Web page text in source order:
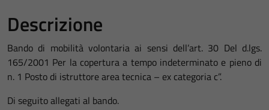
Descrizione
Bando di mobilità volontaria ai sensi dell’art. 30 Del d.lgs.
165/2001 Per la copertura a tempo indeterminato e pieno di
n. 1 Posto di istruttore area tecnica – ex categoria c”.
Di seguito allegati al bando.